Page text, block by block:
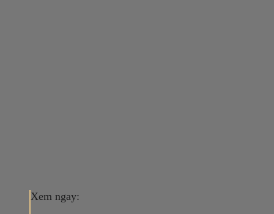
Xem ngay: